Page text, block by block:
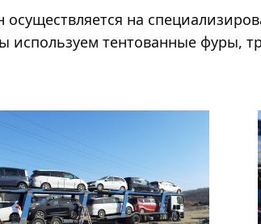
на
используем тентованные фуры,